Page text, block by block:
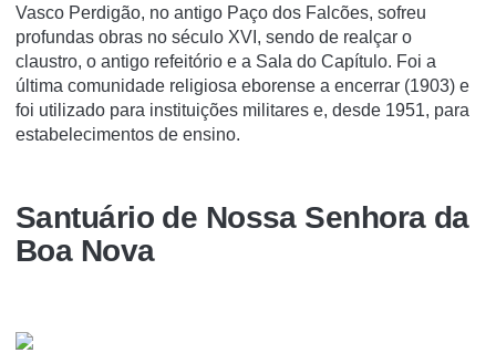
Vasco Perdigão, no antigo Paço dos Falcões, sofreu
profundas obras no século XVI, sendo de realçar o
claustro, o antigo refeitório e a Sala do Capítulo. Foi a
última comunidade religiosa eborense a encerrar (1903) e
foi utilizado para instituições militares e, desde 1951, para
estabelecimentos de ensino.
Santuário de Nossa Senhora da
Boa Nova